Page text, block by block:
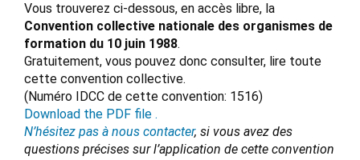
Vous trouverez ci-dessous, en accès libre, la
Convention collective nationale des organismes de
formation du 10 juin 1988.
Gratuitement, vous pouvez donc consulter, lire toute
cette convention collective.
(Numéro IDCC de cette convention: 1516)
Download the PDF file .
N’hésitez pas à nous contacter, si vous avez des
questions précises sur l’application de cette convention